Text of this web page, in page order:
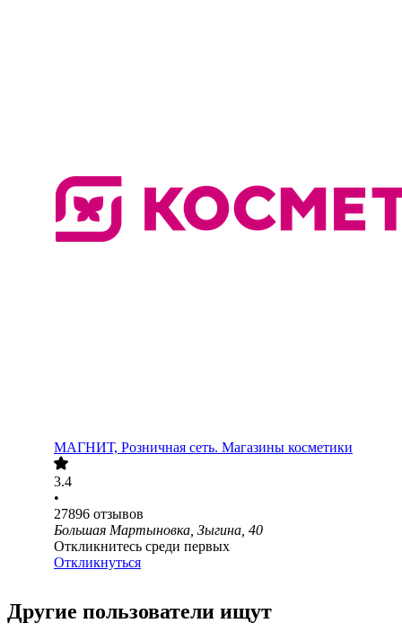
МАГНИТ, Розничная сеть. Магазины косметики
3.4
•
27896 отзывов
Большая Мартыновка, Зыгина, 40
Откликнитесь среди первых
Откликнуться
Другие пользователи ищут